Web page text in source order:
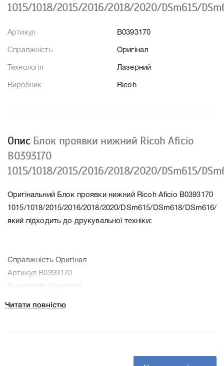
1015/1018/2015/2016/2018/2020/DSm615/
Артикул B0393170
Справжність Оригінал
Технологія Лазерний
Виробник Ricoh
Опис Блок проявки нижний Ricoh Aficio
B0393170
1015/1018/2015/2016/2018/2020/DSm615/
Оригінальний Блок проявки нижний Ricoh Aficio B0393170
1015/1018/2015/2016/2018/2020/DSm615/DSm618/DSm616/
який підходить до друкувальної техніки:
Справжність Оригінал
Артикул B0393170
Технологія Лазерний
Читати повністю